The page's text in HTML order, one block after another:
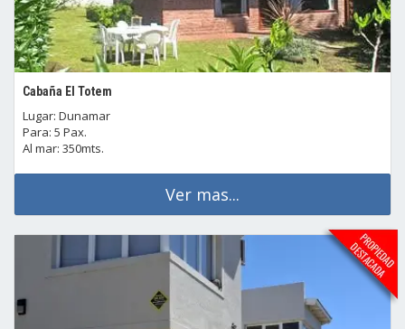
Cabaña El Totem
Lugar: Dunamar
Para: 5 Pax.
Al mar: 350mts.
Ver mas...